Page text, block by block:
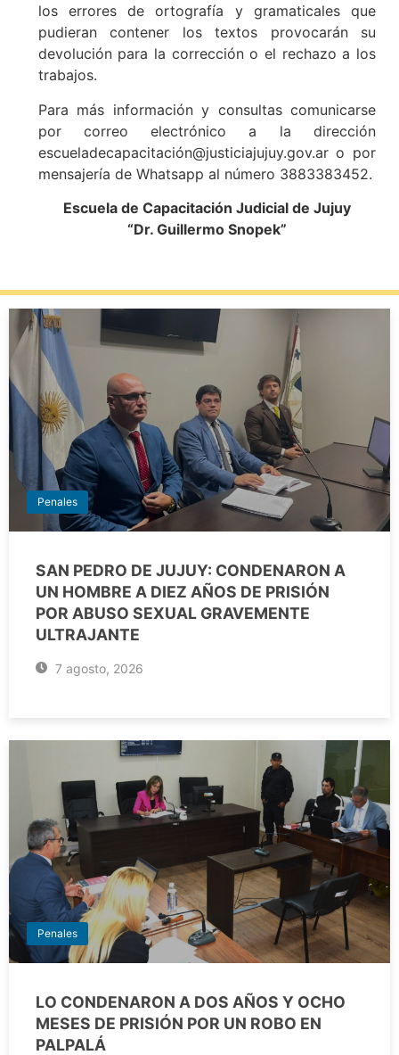
los errores de ortografía y gramaticales que
pudieran contener los textos provocarán su
devolución para la corrección o el rechazo a los
trabajos.
Para más información y consultas comunicarse
por correo electrónico a la dirección
escueladecapacitación@justiciajujuy.gov.ar o por
mensajería de Whatsapp al número 3883383452.
Escuela de Capacitación Judicial de Jujuy
“Dr. Guillermo Snopek”
Penales
SAN PEDRO DE JUJUY: CONDENARON A
UN HOMBRE A DIEZ AÑOS DE PRISIÓN
POR ABUSO SEXUAL GRAVEMENTE
ULTRAJANTE
7 agosto, 2026
Penales
LO CONDENARON A DOS AÑOS Y OCHO
MESES DE PRISIÓN POR UN ROBO EN
PALPALÁ